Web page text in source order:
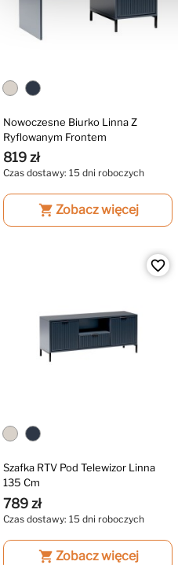
Nowoczesne Biurko Linna Z
Ryflowanym Frontem
819 zł
Czas dostawy: 15 dni roboczych
shopping_cart Zobacz więcej
favorite_border
Szafka RTV Pod Telewizor Linna
135 Cm
789 zł
Czas dostawy: 15 dni roboczych
shopping_cart Zobacz więcej